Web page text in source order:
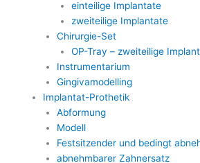
einteilige Implantate
zweiteilige Implantate
Chirurgie-Set
OP-Tray – zweiteilige
Instrumentarium
Gingivamodelling
Implantat-Prothetik
Abformung
Modell
Festsitzender und bedingt
abnehmbarer Zahnersatz